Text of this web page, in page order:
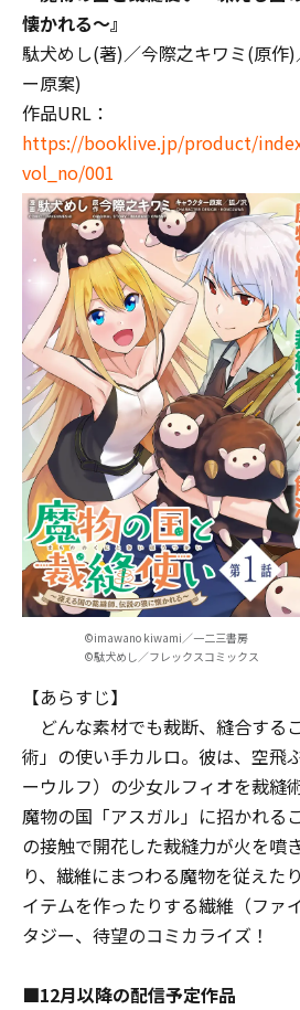
懐かれる～』
駄犬めし(著)／今際之キワミ(原作
ー原案)
作品URL：
https://booklive.jp/product/
vol_no/001
©imawano kiwami／一二三書房
©駄犬めし／フレックスコミックス
【あらすじ】
どんな素材でも裁断、縫合する
術」の使い手カルロ。彼は、空飛
ーウルフ）の少女ルフィオを裁縫
魔物の国「アスガル」に招かれるこ
の接触で開花した裁縫力が火を噴
り、繊維にまつわる魔物を従えた
イテムを作ったりする繊維（ファ
タジー、待望のコミカライズ！
■12月以降の配信予定作品